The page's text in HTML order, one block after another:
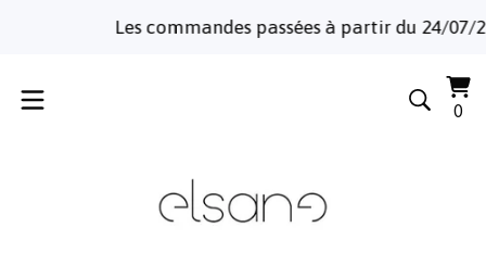
Les commandes passées à partir du 24/07/
0